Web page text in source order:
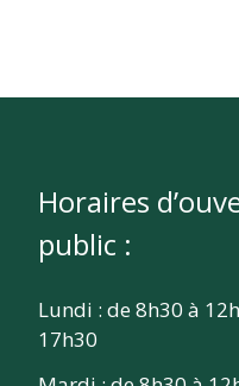
Horaires
public :
Lundi : de 8h30 à
17h30